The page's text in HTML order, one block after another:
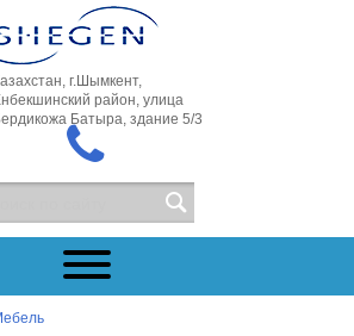
г.Шымкент,
район, улица
Батыра, здание 5/3